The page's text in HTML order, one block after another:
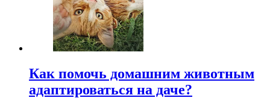
Как помочь домашним животным
адаптироваться на даче?